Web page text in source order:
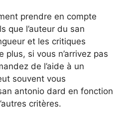
prendre en compte
que l’auteur du san
et les critiques
plus, si vous n’arrivez pas
de l’aide à un
souvent vous
antonio dard en fonction
critères.